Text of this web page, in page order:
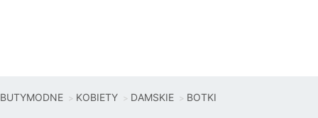
BUTYMODNE KOBIETY DAMSKIE BOTKI